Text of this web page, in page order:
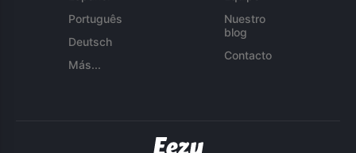
Português
Deutsch
Más...
Nuestro
blog
Contacto